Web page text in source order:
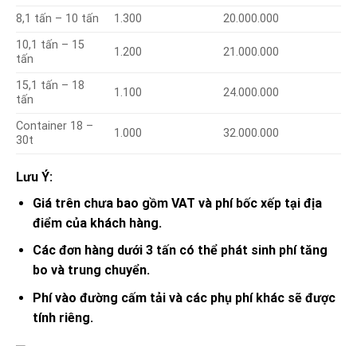
8,1 tấn – 10 tấn
1.300
20.000.000
10,1 tấn – 15
tấn
1.200 21.000.000
15,1 tấn – 18
tấn
1.100 24.000.000
Container 18 –
30t
1.000 32.000.000
Lưu Ý:
Giá trên chưa bao gồm VAT và phí bốc xếp tại địa
điểm của khách hàng.
Các đơn hàng dưới 3 tấn có thể phát sinh phí tăng
bo và trung chuyển.
Phí vào đường cấm tải và các phụ phí khác sẽ được
tính riêng.